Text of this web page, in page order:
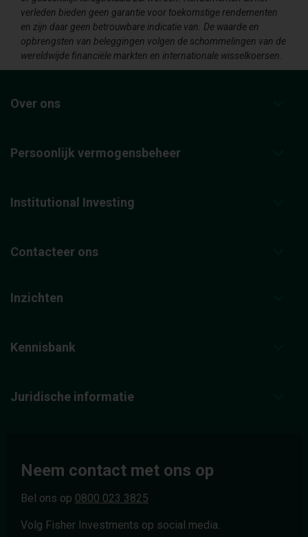
verleden bieden geen garantie voor toekomstige rendementen
en zijn daar geen betrouwbare indicatie van. De waarde en
opbrengsten van beleggingen volgen de schommelingen van de
wereldwijde financiële markten en internationale wisselkoersen.
Over ons
Persoonlijk vermogensbeheer
Institutional Investing
Contacteer ons
Inzichten
Kennisbank
Juridische informatie
Neem contact met ons op
Bel ons op 0800 023 3825
Volg Fisher Investments op social media.